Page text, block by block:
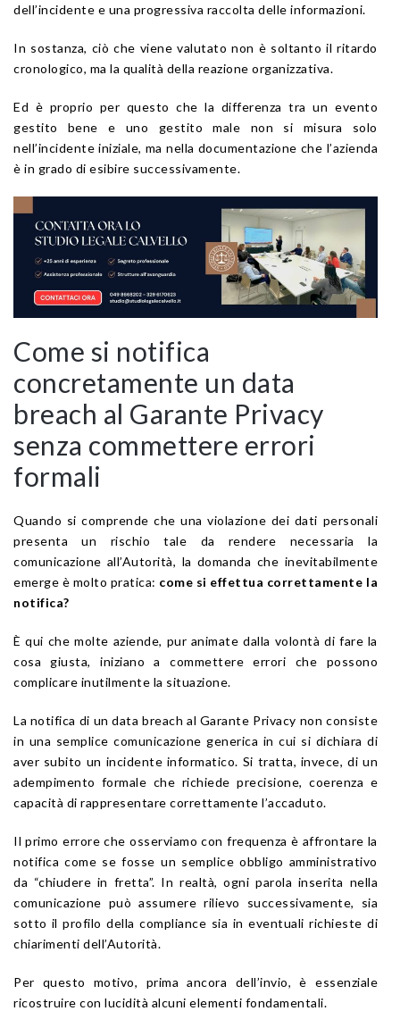
dell’incidente e una progressiva raccolta delle informazioni.
In sostanza, ciò che viene valutato non è soltanto il ritardo
cronologico, ma la qualità della reazione organizzativa.
Ed è proprio per questo che la differenza tra un evento
gestito bene e uno gestito male non si misura solo
nell’incidente iniziale, ma nella documentazione che l’azienda
è in grado di esibire successivamente.
Come si notifica
concretamente un data
breach al Garante Privacy
senza commettere errori
formali
Quando si comprende che una violazione dei dati personali
presenta un rischio tale da rendere necessaria la
comunicazione all’Autorità, la domanda che inevitabilmente
emerge è molto pratica: come si effettua correttamente la
notifica?
È qui che molte aziende, pur animate dalla volontà di fare la
cosa giusta, iniziano a commettere errori che possono
complicare inutilmente la situazione.
La notifica di un data breach al Garante Privacy non consiste
in una semplice comunicazione generica in cui si dichiara di
aver subito un incidente informatico. Si tratta, invece, di un
adempimento formale che richiede precisione, coerenza e
capacità di rappresentare correttamente l’accaduto.
Il primo errore che osserviamo con frequenza è affrontare la
notifica come se fosse un semplice obbligo amministrativo
da “chiudere in fretta”. In realtà, ogni parola inserita nella
comunicazione può assumere rilievo successivamente, sia
sotto il profilo della compliance sia in eventuali richieste di
chiarimenti dell’Autorità.
Per questo motivo, prima ancora dell’invio, è essenziale
ricostruire con lucidità alcuni elementi fondamentali.